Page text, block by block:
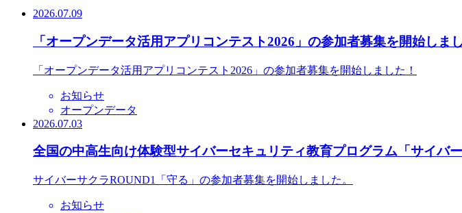
2026.07.09
「オープンデータ活用アプリコンテスト2026」の参加者募集を開始しま
「オープンデータ活用アプリコンテスト2026」の参加者募集を開始しました！
お知らせ
オープンデータ
2026.07.03
全国の中高生向け体験型サイバーセキュリティ教育プログラム「サイバ
サイバーサクラROUND1「守る」の参加者募集を開始しました。
お知らせ